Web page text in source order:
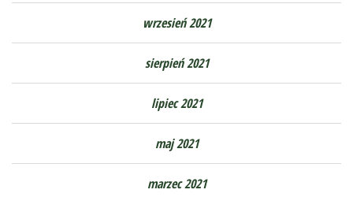
wrzesień 2021
sierpień 2021
lipiec 2021
maj 2021
marzec 2021